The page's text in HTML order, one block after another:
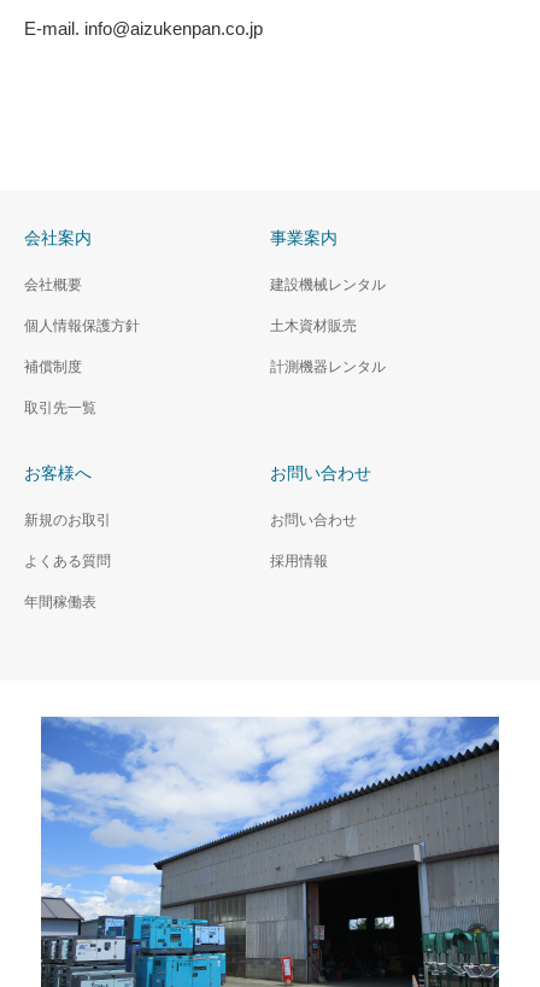
E-mail. info@aizukenpan.co.jp
会社案内
会社概要
個人情報保護方針
補償制度
取引先一覧
事業案内
建設機械レンタル
土木資材販売
計測機器レンタル
お客様へ
新規のお取引
よくある質問
年間稼働表
お問い合わせ
お問い合わせ
採用情報